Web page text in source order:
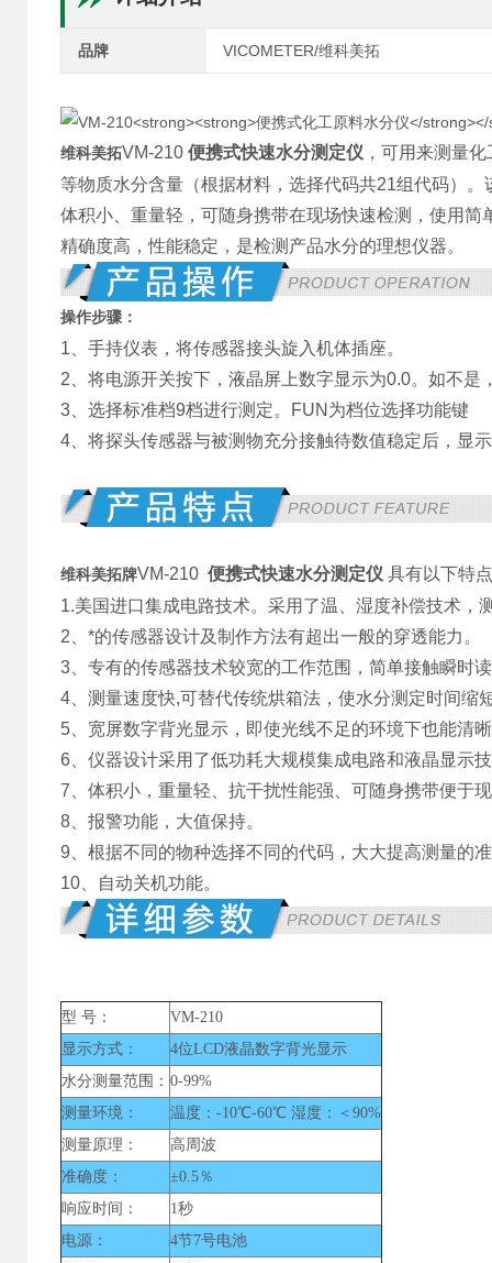
品牌 VICOMETER/维科美拓
维科美拓VM-210 便携式快速水分测定仪 ，可用来测量
等物质水分含量（根据材料，选择代码共21组代码）
体积小、重量轻，可随身携带在现场快速检测，使用
精确度高，性能稳定，是检测产品水分的理想仪器。
操作步骤：
1、手持仪表，将传感器接头旋入机体插座。
2、将电源开关按下，液晶屏上数字显示为0.0。如不
3、选择标准档9档进行测定。FUN为档位选择功能键
4、将探头传感器与被测物充分接触待数值稳定后，显
维科美拓牌VM-210 便携式快速水分测定仪 具有以下特
1.美国进口集成电路技术。采用了温、湿度补偿技术，
2、*的传感器设计及制作方法有超出一般的穿透能力。
3、专有的传感器技术较宽的工作范围，简单接触瞬时
4、测量速度快,可替代传统烘箱法，使水分测定时间
5、宽屏数字背光显示，即使光线不足的环境下也能清
6、仪器设计采用了低功耗大规模集成电路和液晶显示
7、体积小，重量轻、抗干扰性能强、可随身携带便于
8、报警功能，大值保持。
9、根据不同的物种选择不同的代码，大大提高测量的
10、自动关机功能。
型 号：
VM-210
显示方式：
4位LCD液晶数字背光显示
水分测量范围： 0-99%
测量环境：
温度：-10℃-60℃ 湿度：＜90%
测量原理：
高周波
准确度：
±0.5％
响应时间：
1秒
电源：
4节7号电池